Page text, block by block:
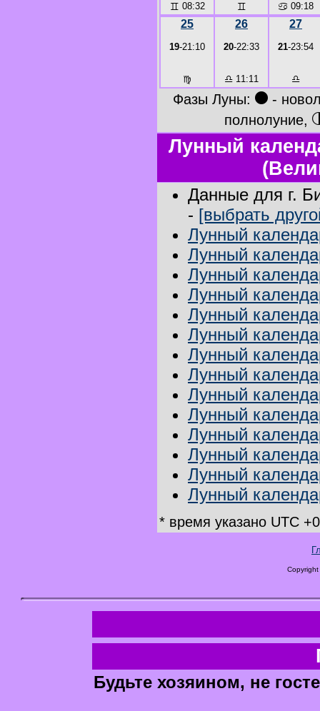
♊ 08:32 ♊ ♋ 09:18
25
19-21:10
♍
26
20-22:33
♎ 11:11
27
21-23:54
♎
Фазы Луны: ● -
полнолуние,
Лунный
Данные для г.
- [выбрать
Лунный
Лунный
Лунный
Лунный
Лунный
Лунный
Лунный
Лунный
Лунный
Лунный
Лунный
Лунный
Лунный
Лунный
* время указано UTC
Будьте хозяином, не